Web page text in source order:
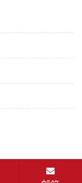
版权所有 苏ICP